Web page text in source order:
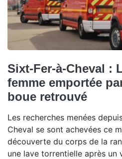
Sixt-Fer-à-Cheval :
femme emportée
boue retrouvé
Les recherches menées
Cheval se sont achevées ce
découverte du corps de la
une lave torrentielle après un